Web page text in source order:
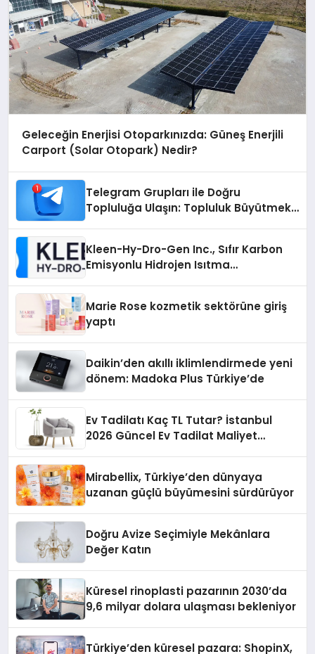
Geleceğin Enerjisi Otoparkınızda: Güneş Enerjili
Carport (Solar Otopark) Nedir?
Telegram Grupları ile Doğru
Topluluğa Ulaşın: Topluluk Büyütmek
Kleen-Hy-Dro-Gen Inc., Sıfır Karbon
Emisyonlu Hidrojen Isıtma
Marie Rose kozmetik sektörüne giriş
yaptı
Daikin’den akıllı iklimlendirmede yeni
dönem: Madoka Plus Türkiye’de
Ev Tadilatı Kaç TL Tutar? İstanbul
2026 Güncel Ev Tadilat Maliyet
Mirabellix, Türkiye’den dünyaya
uzanan güçlü büyümesini sürdürüyor
Doğru Avize Seçimiyle Mekânlara
Değer Katın
Küresel rinoplasti pazarının 2030’da
9,6 milyar dolara ulaşması bekleniyor
Türkiye’den küresel pazara: ShopinX,